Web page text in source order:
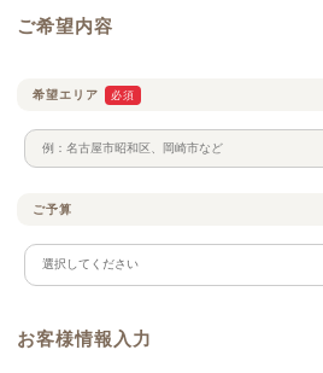
ご希望内容
希望エリア 必須
ご予算
お客様情報入力